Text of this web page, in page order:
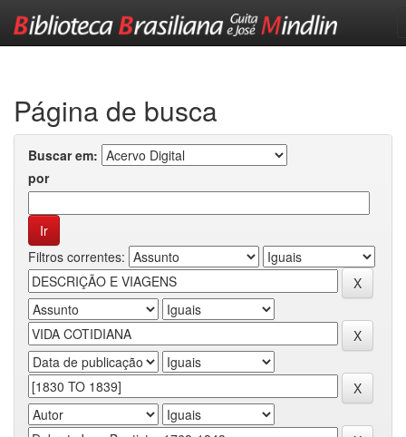
Página de busca
Buscar em:
por
Filtros correntes: